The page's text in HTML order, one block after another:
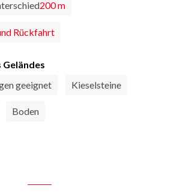
200 m
Rückfahrt
geeignet
Kieselsteine
Boden